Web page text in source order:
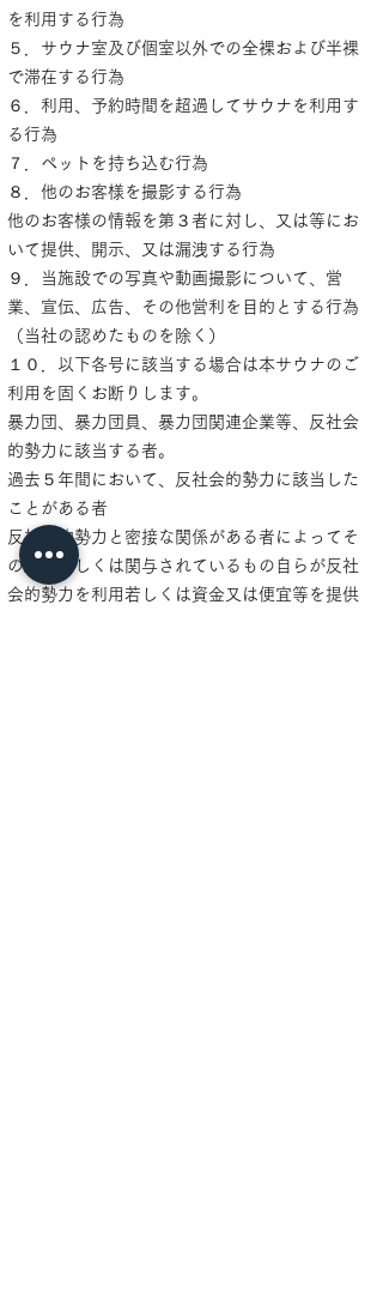
を利用する行為
５．サウナ室及び個室以外での全裸および半裸
で滞在する行為
６．利用、予約時間を超過してサウナを利用す
る行為
７．ペットを持ち込む行為
８．他のお客様を撮影する行為
他のお客様の情報を第３者に対し、又は等にお
いて提供、開示、又は漏洩する行為
９．当施設での写真や動画撮影について、営
業、宣伝、広告、その他営利を目的とする行為
（当社の認めたものを除く）
１０．以下各号に該当する場合は本サウナのご
利用を固くお断りします。
暴力団、暴力団員、暴力団関連企業等、反社会
的勢力に該当する者。
過去５年間において、反社会的勢力に該当した
ことがある者
反社会的勢力と密接な関係がある者によってそ
の経営若しくは関与されているもの自らが反社
会的勢力を利用若しくは資金又は便宜等を提供